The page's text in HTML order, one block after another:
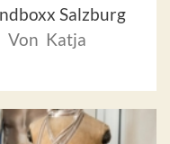
Salzburg
Von Katja